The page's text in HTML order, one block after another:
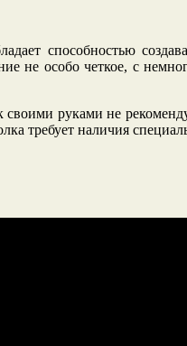
способностью
не особо четкое, с
руками не
требует наличия